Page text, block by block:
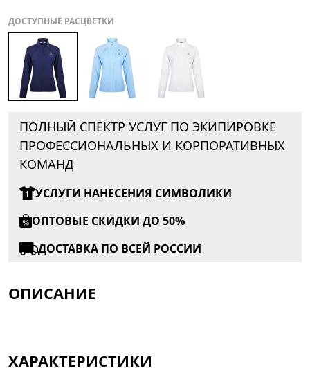
ДОСТУПНЫЕ РАСЦВЕТКИ
ПОЛНЫЙ СПЕКТР УСЛУГ ПО ЭКИПИРОВКЕ
ПРОФЕССИОНАЛЬНЫХ И КОРПОРАТИВНЫХ
КОМАНД
УСЛУГИ НАНЕСЕНИЯ СИМВОЛИКИ
ОПТОВЫЕ СКИДКИ ДО 50%
ДОСТАВКА ПО ВСЕЙ РОССИИ
ОПИСАНИЕ
ХАРАКТЕРИСТИКИ